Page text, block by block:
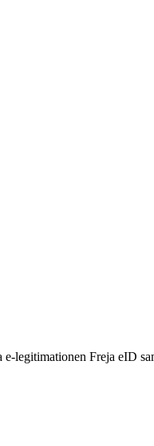
legitimationen Freja eID